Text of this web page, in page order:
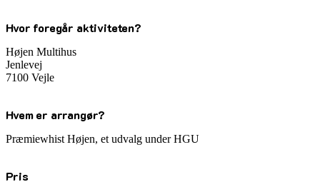
Hvor foregår aktiviteten?
Højen Multihus
Jenlevej
7100 Vejle
Hvem er arrangør?
Præmiewhist Højen, et udvalg under HGU
Pris